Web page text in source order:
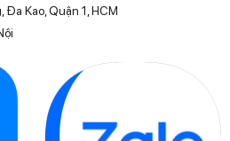
Kao, Quận 1, HCM